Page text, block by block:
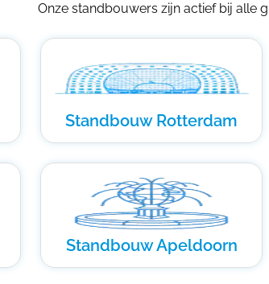
Onze standbouwers zijn actief bij alle
Standbouw Rotterdam
Standbouw Apeldoorn